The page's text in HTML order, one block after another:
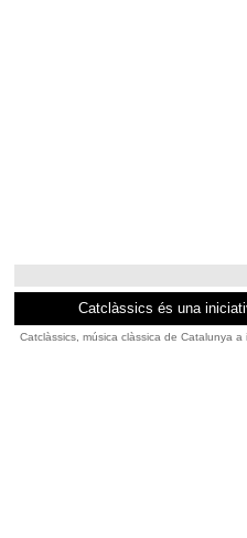
Catclàssics és una
Catclàssics, música clàssica de Catalunya a